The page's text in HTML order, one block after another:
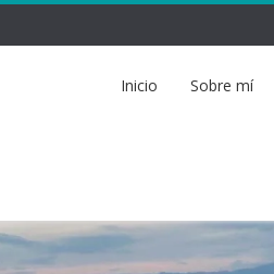
Inicio Sobre mí